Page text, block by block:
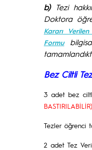
b) Tezi
Doktora
Kararı
Formu
Bez Ciltli
3 adet bez
BASTIRILABİLİR)
Tezler öğrenci
2 adet Tez